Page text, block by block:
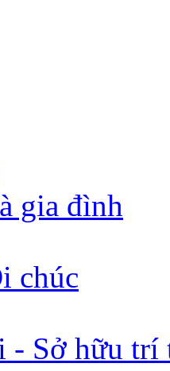
gia đình
chúc
- Sở hữu trí